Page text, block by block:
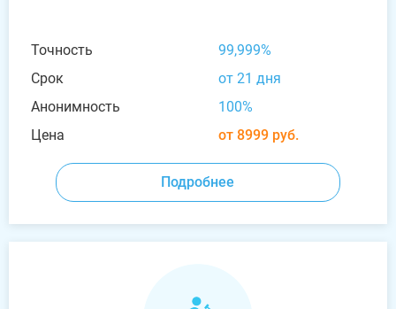
Точность
99,999%
Срок
от 21 дня
Анонимность
100%
Цена
от 8999 руб.
Подробнее